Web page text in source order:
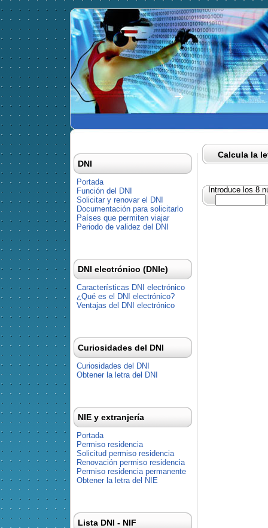
Calcula la
Introduce los 8
DNI
Portada
Función del DNI
Solicitar y renovar el DNI
Documentación para solicitarlo
Países que permiten viajar
Periodo de validez del DNI
DNI electrónico (DNIe)
Características DNI electrónico
¿Qué es el DNI electrónico?
Ventajas del DNI electrónico
Curiosidades del DNI
Curiosidades del DNI
Obtener la letra del DNI
NIE y extranjería
Portada
Permiso residencia
Solicitud permiso residencia
Renovación permiso residencia
Permiso residencia permanente
Obtener la letra del NIE
Lista DNI - NIF